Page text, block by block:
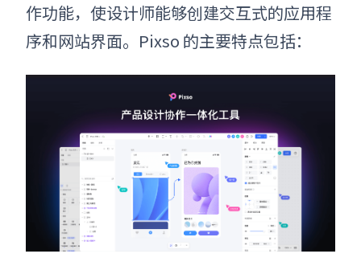
作功能，使设计师能够创建交互式的应用程
序和网站界面。Pixso 的主要特点包括：